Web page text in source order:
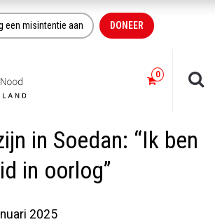
een misintentie aan DONEER
in Soedan: “Ik ben
in oorlog”
2025